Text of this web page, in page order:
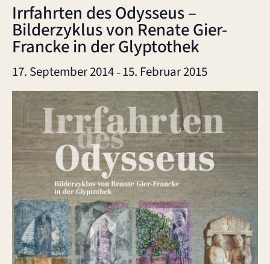
Irrfahrten des Odysseus –
Bilderzyklus von Renate Gier-
Francke in der Glyptothek
17. September 2014–15. Februar 2015